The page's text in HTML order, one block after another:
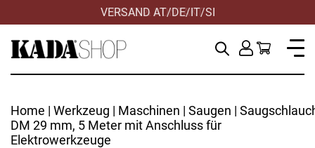
VERSAND AT/DE/IT/SI
Home | Werkzeug | Maschinen | Saugen |
DM 29 mm, 5 Meter mit Anschluss für
Elektrowerkzeuge